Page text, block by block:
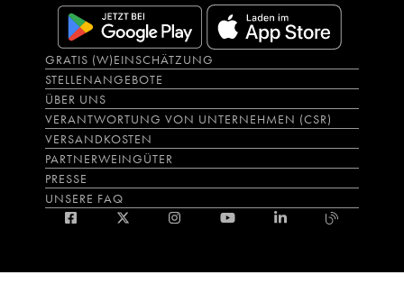
GRATIS (W)EINSCHÄTZUNG
STELLENANGEBOTE
ÜBER UNS
VERANTWORTUNG VON UNTERNEHMEN (CSR)
VERSANDKOSTEN
PARTNERWEINGÜTER
PRESSE
UNSERE FAQ